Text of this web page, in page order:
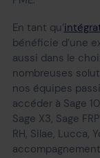
En tant qu’
bénéficie d’une
aussi dans le
nombreuses
nos équipes
accéder à Sage
Sage X3, Sage
RH, Silae, Lucca,